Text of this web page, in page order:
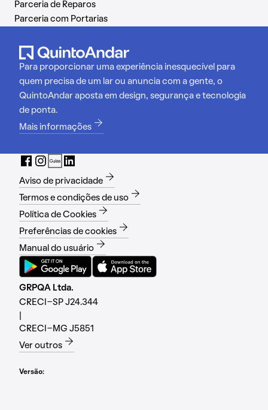
Parceria de Reparos
Parceria com Portarias
Para proporcionar uma experiência inesquecível para
quem precisa de um lar ou anuncia com a gente, o
QuintoAndar aposta em design, segurança e tecnologia
de ponta.
Mais informações
Aviso de privacidade
Termos e condições de uso
Política de Cookies
Preferências de cookies
Manual do usuário
GRPQA Ltda.
CRECI-SP J24.344
CRECI-MG J5851
Ver outros
Versão: